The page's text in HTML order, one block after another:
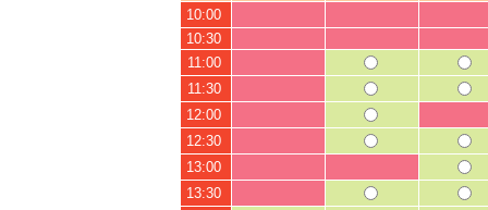
10:00
10:30
11:00
11:30
12:00
12:30
13:00
13:30